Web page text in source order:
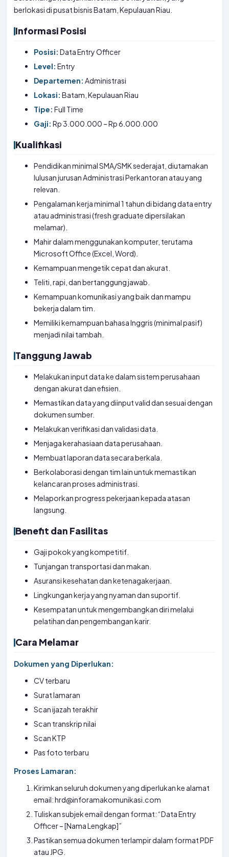
berlokasi di pusat bisnis Batam, Kepulauan Riau.
Informasi Posisi
Posisi: Data Entry Officer
Level: Entry
Departemen: Administrasi
Lokasi: Batam, Kepulauan Riau
Tipe: Full Time
Gaji: Rp 3.000.000 – Rp 6.000.000
Kualifikasi
Pendidikan minimal SMA/SMK sederajat, diutamakan
lulusan jurusan Administrasi Perkantoran atau yang
relevan.
Pengalaman kerja minimal 1 tahun di bidang data entry
atau administrasi (fresh graduate dipersilakan
melamar).
Mahir dalam menggunakan komputer, terutama
Microsoft Office (Excel, Word).
Kemampuan mengetik cepat dan akurat.
Teliti, rapi, dan bertanggung jawab.
Kemampuan komunikasi yang baik dan mampu
bekerja dalam tim.
Memiliki kemampuan bahasa Inggris (minimal pasif)
menjadi nilai tambah.
Tanggung Jawab
Melakukan input data ke dalam sistem perusahaan
dengan akurat dan efisien.
Memastikan data yang diinput valid dan sesuai dengan
dokumen sumber.
Melakukan verifikasi dan validasi data.
Menjaga kerahasiaan data perusahaan.
Membuat laporan data secara berkala.
Berkolaborasi dengan tim lain untuk memastikan
kelancaran proses administrasi.
Melaporkan progress pekerjaan kepada atasan
langsung.
Benefit dan Fasilitas
Gaji pokok yang kompetitif.
Tunjangan transportasi dan makan.
Asuransi kesehatan dan ketenagakerjaan.
Lingkungan kerja yang nyaman dan suportif.
Kesempatan untuk mengembangkan diri melalui
pelatihan dan pengembangan karir.
Cara Melamar
Dokumen yang Diperlukan:
CV terbaru
Surat lamaran
Scan ijazah terakhir
Scan transkrip nilai
Scan KTP
Pas foto terbaru
Proses Lamaran:
Kirimkan seluruh dokumen yang diperlukan ke alamat
email: hrd@inforamakomunikasi.com
Tuliskan subjek email dengan format: “Data Entry
Officer – [Nama Lengkap]”
Pastikan semua dokumen terlampir dalam format PDF
atau JPG.